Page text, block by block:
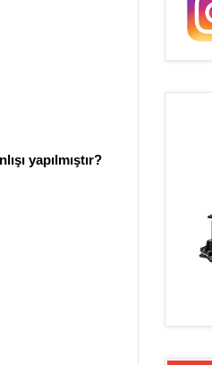
yapılmıştır?